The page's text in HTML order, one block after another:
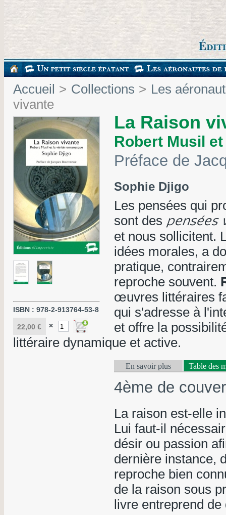
Accueil > Collections > Les
vivante
ISBN : 978-2-913764-53-8
22,00 € ×
La Raison
Robert Musil
Préface de
Sophie Djigo
Les pensées qui
sont des pensées
et nous sollicitent.
idées morales, a
pratique,
reproche souvent.
œuvres littéraires
qui s'adresse à
et offre la
littéraire dynamique et active.
En savoir plus Table des
4ème de
La raison est-elle
Lui faut-il
désir ou passion
dernière instance,
reproche bien
de la raison sous
livre entreprend